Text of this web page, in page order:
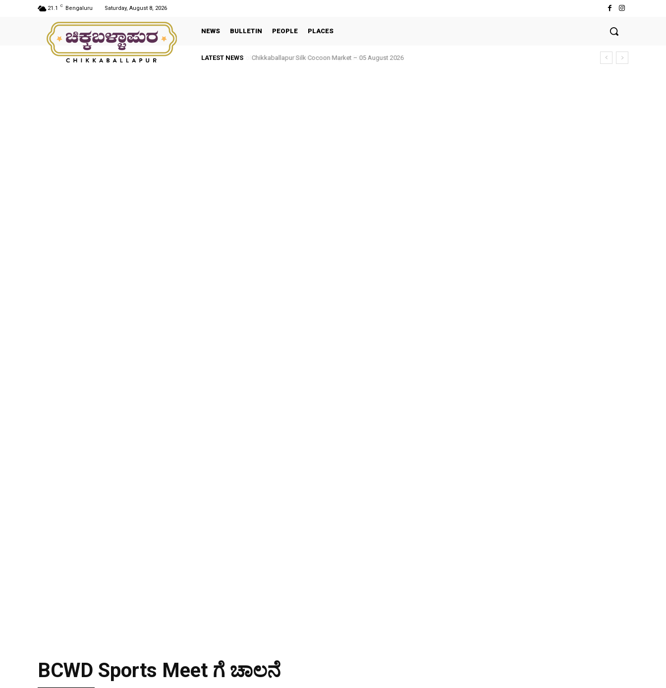
21.1 C Bengaluru Saturday, August 8, 2026
NEWS BULLETIN PEOPLE PLACES
LATEST NEWS Chikkaballapur Silk Cocoon Market – 05 August 2026
BCWD Sports Meet ಗೆ ಚಾಲನೆ